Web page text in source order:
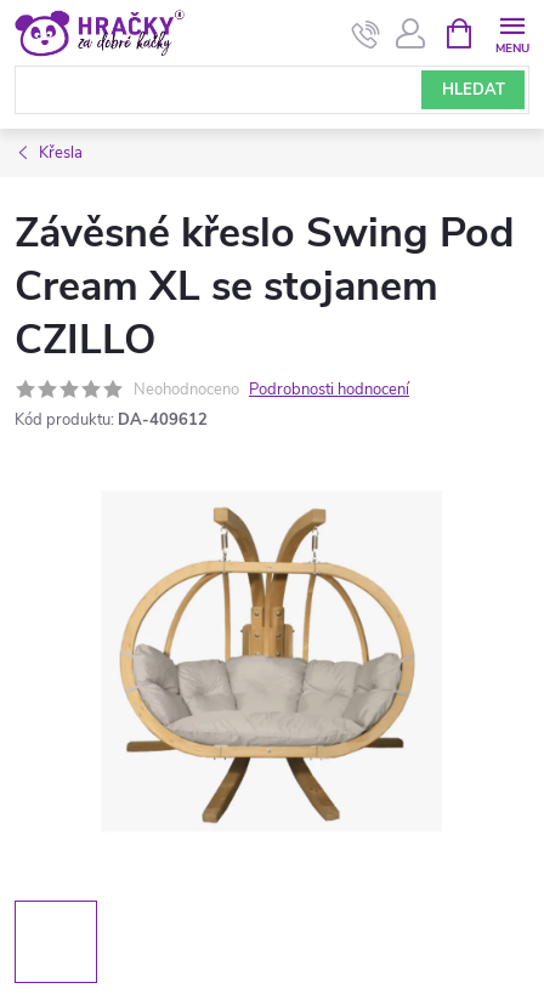
Přejít
obsah
HLEDAT
NÁKUPNÍ
KOŠÍK
Křesla
Závěsné křeslo Swing Pod
Cream XL se stojanem
CZILLO
Neohodnoceno Podrobnosti hodnocení
Kód produktu: DA-409612